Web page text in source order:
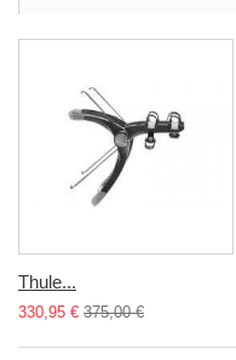
Thule...
330,95 € 375,00 €